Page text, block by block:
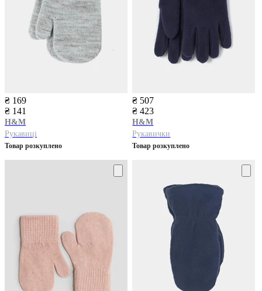
₴ 169
₴ 141
H&M
Рукавиці
Товар розкуплено
₴ 507
₴ 423
H&M
Рукавички
Товар розкуплено